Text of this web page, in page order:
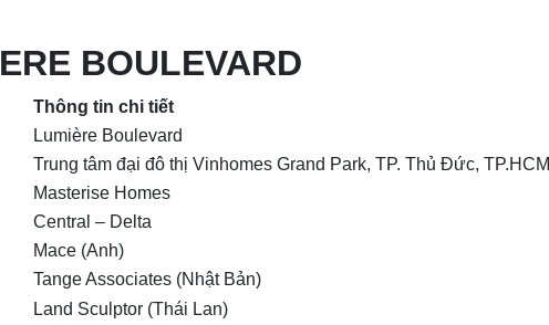
BOULEVARD
Thông tin chi tiết
Lumière Boulevard
Trung tâm đại đô thị Vinhomes Grand Park, TP. Thủ Đức, TP.HCM
Masterise Homes
Central – Delta
Mace (Anh)
Tange Associates (Nhật Bản)
Land Sculptor (Thái Lan)